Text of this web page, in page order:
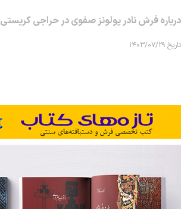
درباره فرش نادر پولونز صفوی در حراجی کریستی
تاریخ ۱۴۰۳/۰۷/۲۹